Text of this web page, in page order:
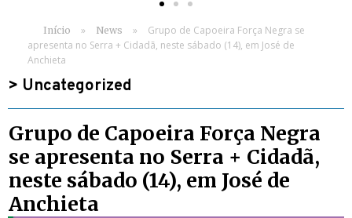
Início » News »
Grupo de Capoeira Força Negra se
apresenta no Serra + Cidadã, neste sábado (14), em José de
Anchieta
> Uncategorized
Grupo de Capoeira Força Negra
se apresenta no Serra + Cidadã,
neste sábado (14), em José de
Anchieta